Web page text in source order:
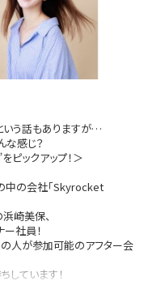
いう話もありますが…
な感じ？
ピックアップ！＞
中の会社「Skyrocket
崎美保、
社員！
人が参加可能のアフター会
しています！